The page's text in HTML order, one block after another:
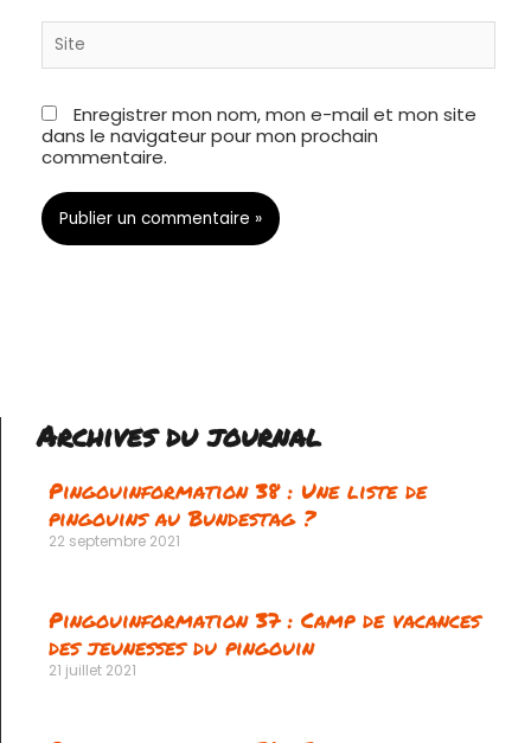
Site
Enregistrer mon nom, mon e-mail et mon site
dans le navigateur pour mon prochain
commentaire.
Archives du journal
Pingouinformation 38 : Une liste de
pingouins au Bundestag ?
22 septembre 2021
Pingouinformation 37 : Camp de vacances
des jeunesses du pingouin
21 juillet 2021